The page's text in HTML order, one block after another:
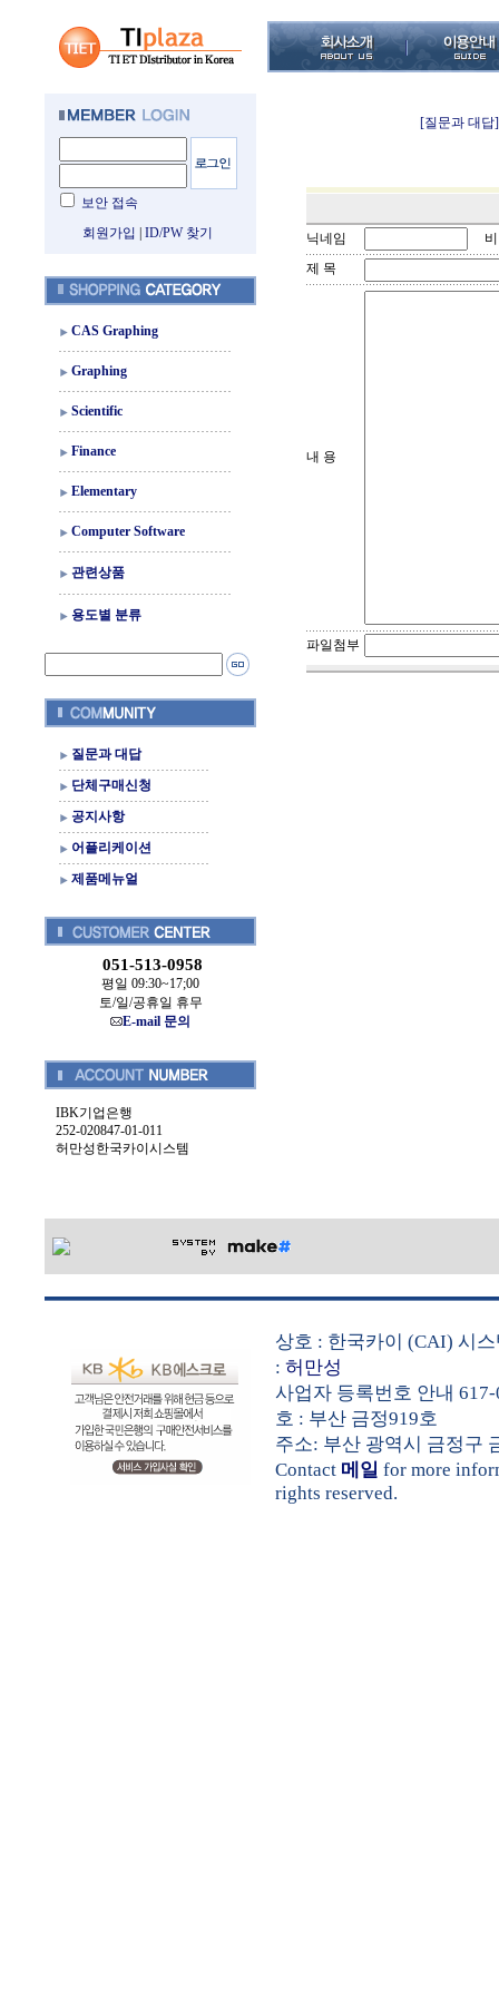
보안 접속
회원가입
ID/PW 찾기
CAS Graphing
Graphing
Scientific
Finance
Elementary
Computer Software
관련상품
용도별 분류
질문과 대답
단체구매신청
공지사항
어플리케이션
제품메뉴얼
051-513-0958
평일 09:30~17;00
토/일/공휴일 휴무
E-mail 문의
IBK기업은행
252-020847-01-011
허만성한국카이시스템
[질문과 대답]
닉네임
제 목
내 용
파일첨부
상호 : 한국카이 (CAI) 시
: 허만성
사업자 등록번호 안내
호 : 부산 금정919호
주소: 부산 광역시 금정구
Contact 메일 for more
rights reserved.